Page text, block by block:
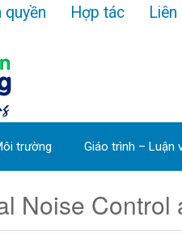
quyền Hợp tác Liên
trường Giáo trình – Luận
Noise